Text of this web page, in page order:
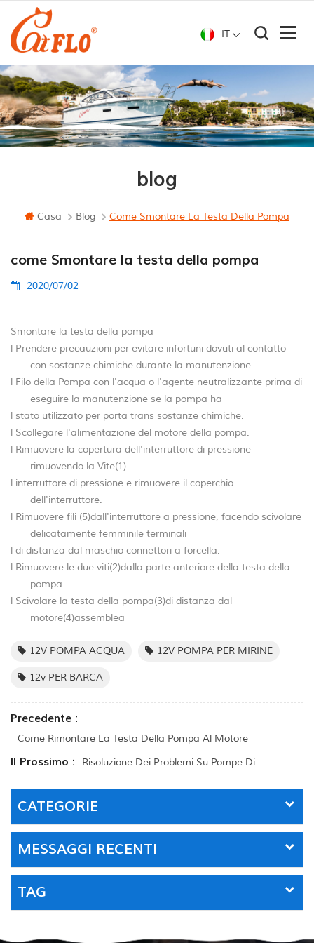
IT
blog
Casa Blog Come Smontare La Testa Della Pompa
come Smontare la testa della pompa
2020/07/02
Smontare la testa della pompa
l Prendere precauzioni per evitare infortuni dovuti al contatto
con sostanze chimiche durante la manutenzione.
l Filo della Pompa con l'acqua o l'agente neutralizzante prima di
eseguire la manutenzione se la pompa ha
l stato utilizzato per porta trans sostanze chimiche.
l Scollegare l'alimentazione del motore della pompa.
l Rimuovere la copertura dell'interruttore di pressione
rimuovendo la Vite(1)
l interruttore di pressione e rimuovere il coperchio
dell'interruttore.
l Rimuovere fili (5)dall'interruttore a pressione, facendo scivolare
delicatamente femminile terminali
l di distanza dal maschio connettori a forcella.
l Rimuovere le due viti(2)dalla parte anteriore della testa della
pompa.
l Scivolare la testa della pompa(3)di distanza dal
motore(4)assemblea
12V POMPA ACQUA 12V POMPA PER MIRINE
12v PER BARCA
Precedente :
Come Rimontare La Testa Della Pompa Al Motore
Il Prossimo : Risoluzione Dei Problemi Su Pompe Di
CATEGORIE
MESSAGGI RECENTI
TAG